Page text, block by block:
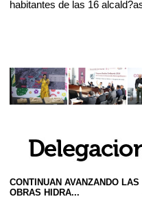
habitantes de las 16
CONTINUAN AVANZANDO LAS
OBRAS HIDRA...